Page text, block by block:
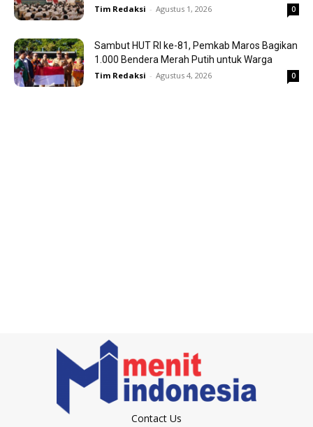
Tim Redaksi - Agustus 1, 2026 0
Sambut HUT RI ke-81, Pemkab Maros Bagikan
1.000 Bendera Merah Putih untuk Warga
Tim Redaksi - Agustus 4, 2026 0
Contact Us